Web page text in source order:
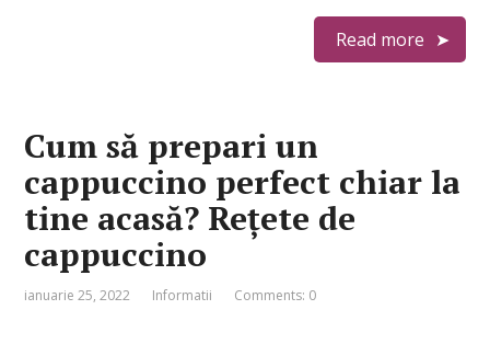
Read more
Cum să prepari un
cappuccino perfect chiar la
tine acasă? Rețete de
cappuccino
ianuarie 25, 2022 Informatii Comments: 0